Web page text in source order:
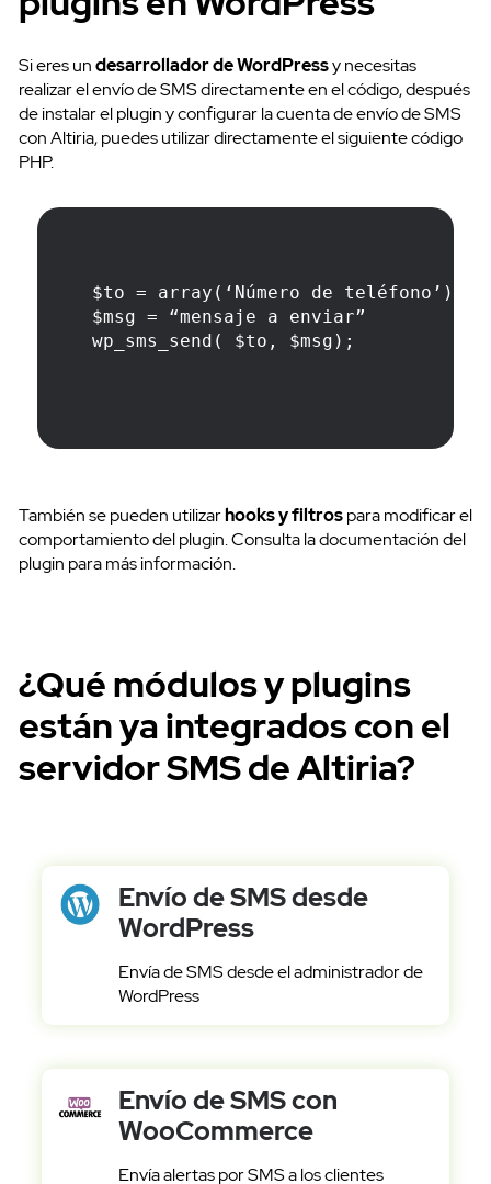
Si eres undesarrollador de WordPressy necesitas
realizar el envío de SMS directamente en el código, después
de instalar el plugin y configurar la cuenta de envío de SMS
con Altiria, puedes utilizar directamente el siguiente código
PHP.
$to = array(‘Número de teléfono’);
$msg = “mensaje a enviar”
wp_sms_send( $to, $msg);
También se pueden utilizarhooks y filtrospara modificar el
comportamiento del plugin. Consulta la documentación del
plugin para más información.
¿Qué módulos y plugins
están ya integrados con el
servidor SMS de Altiria?
Envío de SMS desde
WordPress
Envía de SMS desde el administrador de
WordPress
Envío de SMS con
WooCommerce
Envía alertas por SMS a los clientes